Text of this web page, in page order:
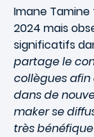
Imane Tamine
2024 mais
significatifs
partage le
collègues
dans de
maker se
très bénéfique